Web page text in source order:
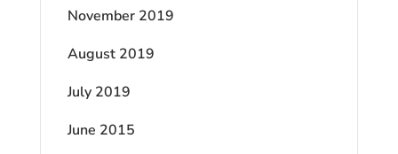
November 2019
August 2019
July 2019
June 2015